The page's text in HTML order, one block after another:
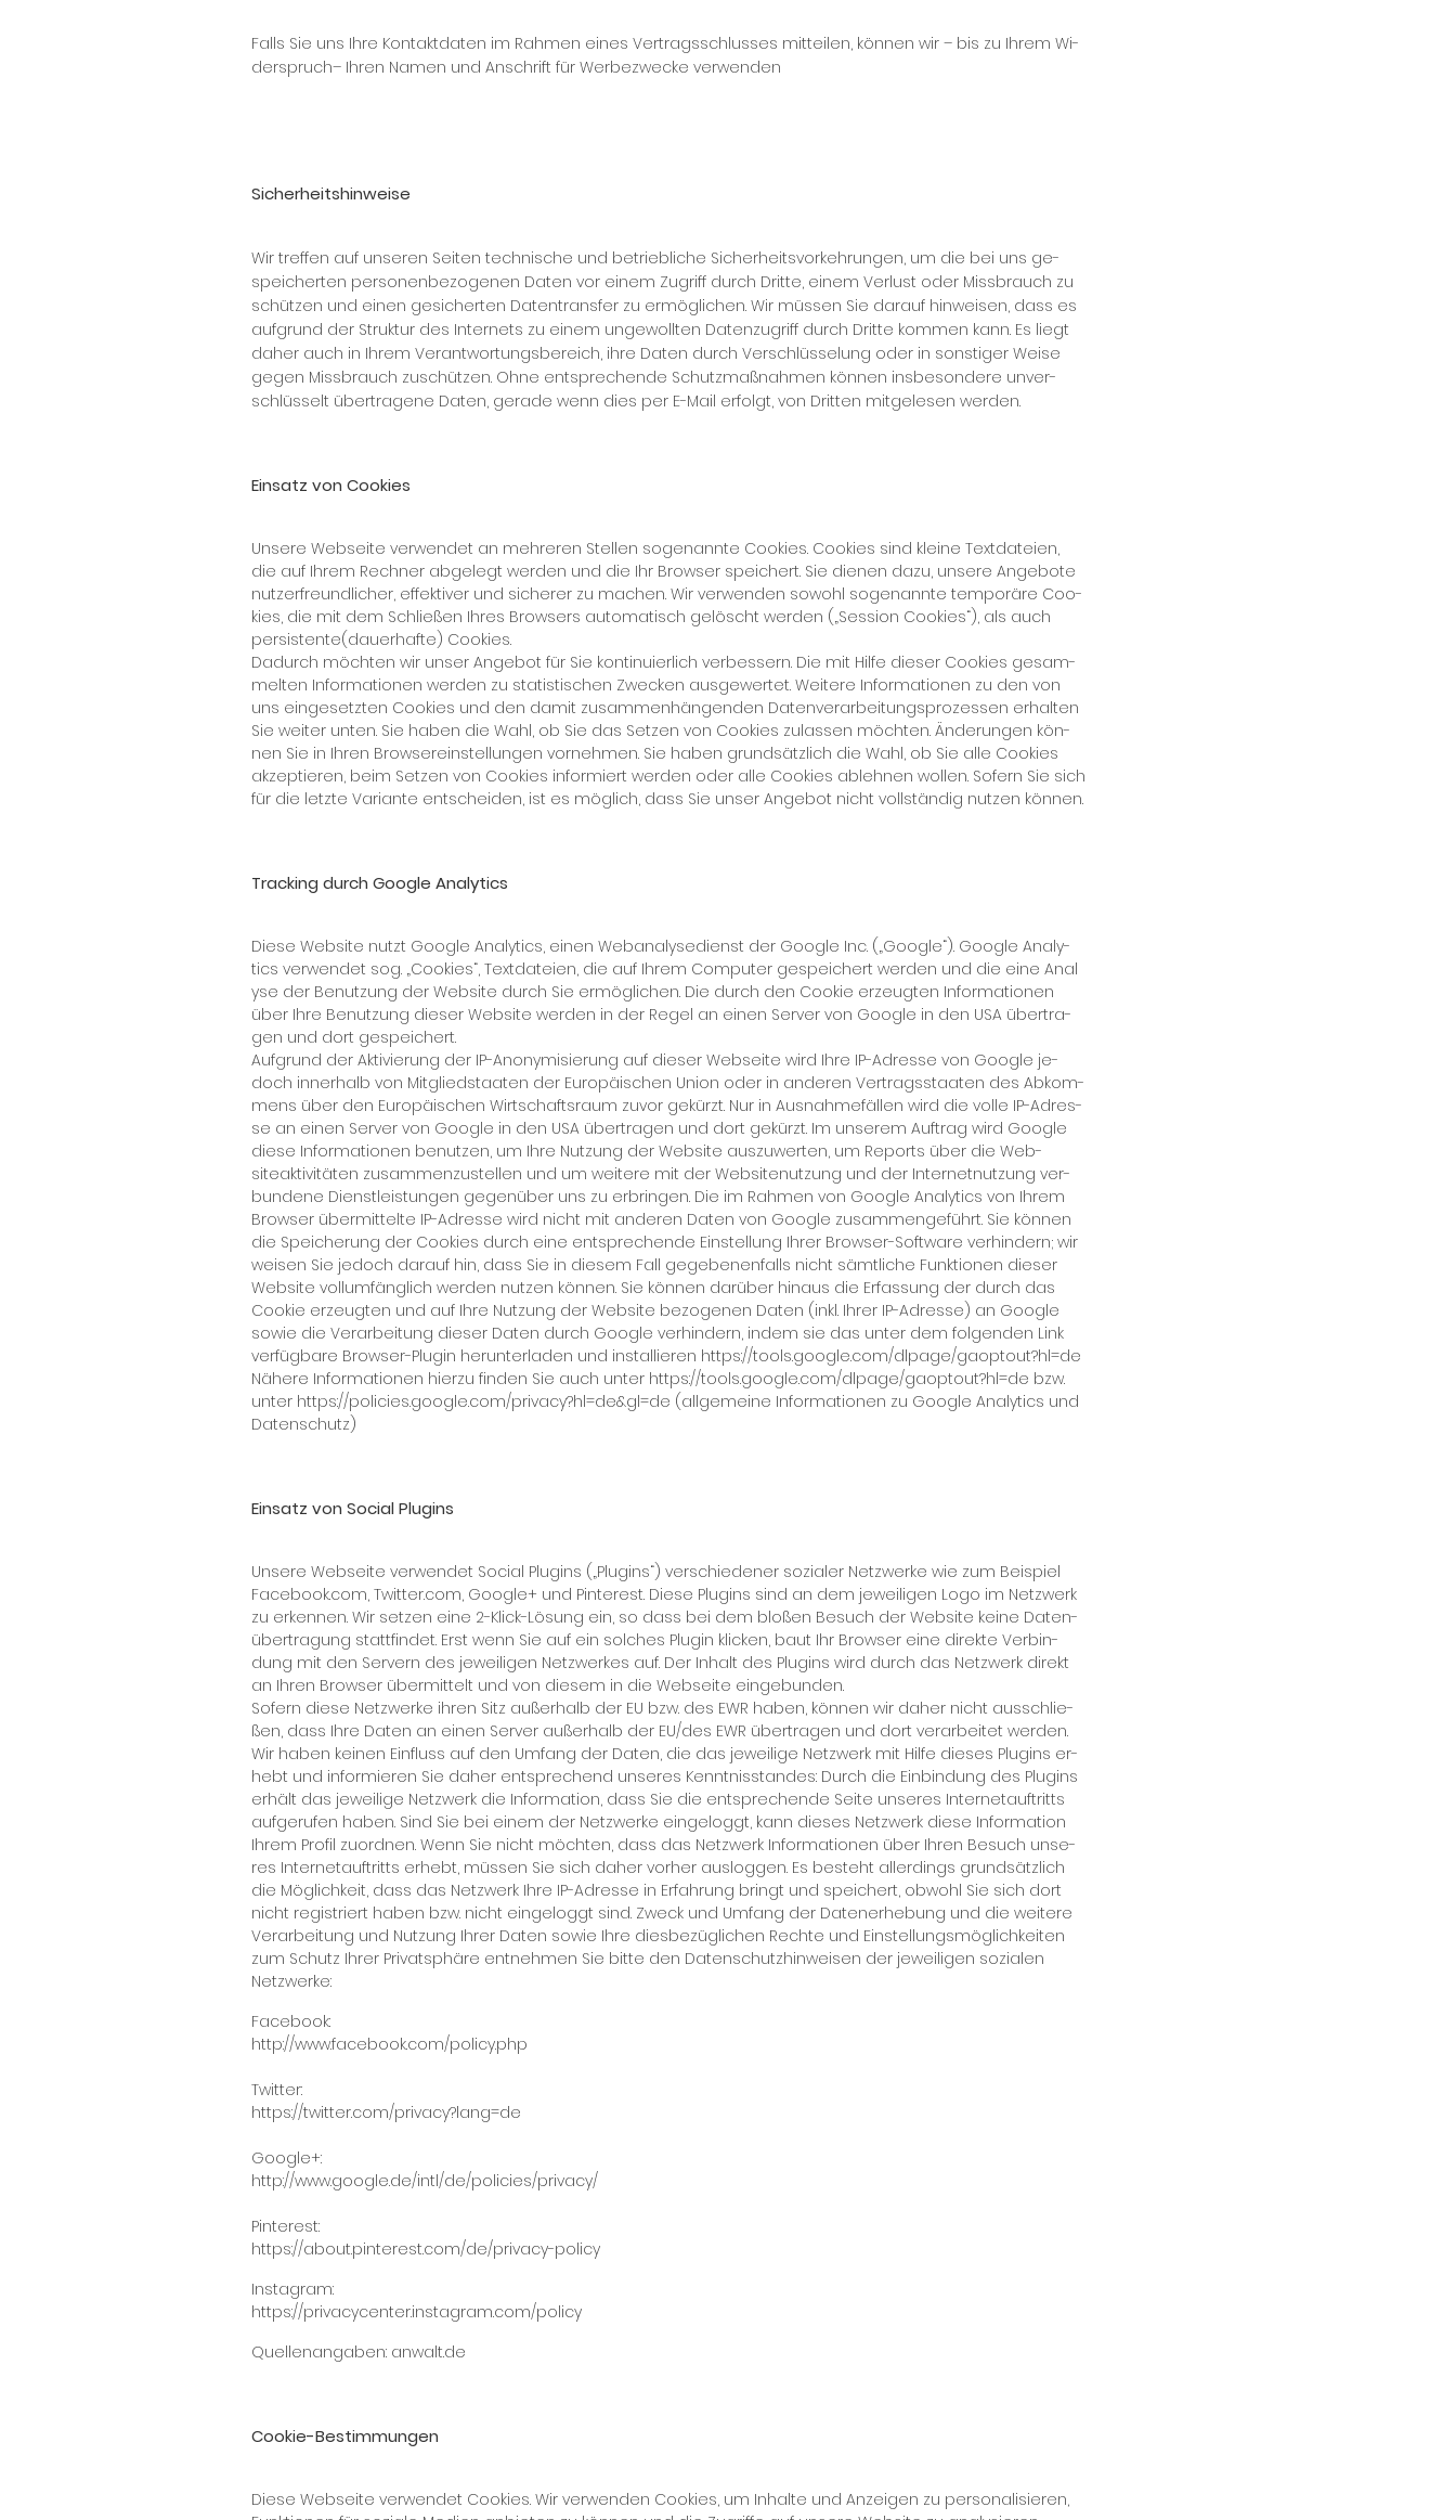
Falls Sie uns Ih­re Kon­takt­da­ten im Rah­men ei­nes Ver­trags­schlus­ses mit­tei­len, kön­nen wir – bis zu Ih­rem Wi­
der­spruch– Ih­ren Na­men und An­schrift für Wer­be­zwe­cke ver­wen­den
Sicherheitshinweise
Wir tref­fen auf un­se­ren Sei­ten tech­ni­sche und be­trieb­li­che Si­cher­heits­vor­keh­run­gen, um die bei uns ge­
spei­cher­ten per­so­nen­be­zo­ge­nen Da­ten vor ei­nem Zu­griff durch Drit­te, ei­nem Ver­lust oder Miss­brauch zu
schüt­zen und ei­nen ge­si­cher­ten Da­ten­trans­fer zu er­mög­li­chen. Wir müs­sen Sie dar­auf hin­wei­sen, dass es
auf­grund der Struk­tur des In­ter­nets zu ei­nem un­ge­woll­ten Da­ten­zu­griff durch Drit­te kom­men kann. Es liegt
da­her auch in Ih­rem Ver­ant­wor­tungs­be­reich, ih­re Da­ten durch Ver­schlüs­se­lung oder in sons­ti­ger Wei­se
ge­gen Miss­brauch zu­schüt­zen. Oh­ne ent­spre­chen­de Schutz­maß­nah­men kön­nen ins­be­son­de­re un­ver­
schlüs­selt über­tra­ge­ne Da­ten, ge­ra­de wenn dies per E-Mail er­folgt, von Drit­ten mit­ge­le­sen wer­den.
Einsatz von Cookies
Un­se­re Web­sei­te ver­wen­det an meh­re­ren Stel­len so­ge­nann­te Coo­kies. Coo­kies sind klei­ne Text­da­tei­en,
die auf Ih­rem Rech­ner ab­ge­legt wer­den und die Ihr Brow­ser spei­chert. Sie die­nen da­zu, un­se­re An­ge­bo­te
nut­zer­freund­li­cher, ef­fek­ti­ver und si­che­rer zu ma­chen. Wir ver­wen­den so­wohl so­ge­nann­te tem­po­rä­re Coo­
kies, die mit dem Schlie­ßen Ih­res Brow­sers au­to­ma­tisch ge­löscht wer­den („Ses­si­on Coo­kies“), als auch
per­sis­ten­te(dau­er­haf­te) Coo­kies.
Da­durch möch­ten wir un­ser An­ge­bot für Sie kon­ti­nu­ier­lich ver­bes­sern. Die mit Hil­fe die­ser Coo­kies ge­sam­
mel­ten In­for­ma­tio­nen wer­den zu sta­tis­ti­schen Zwe­cken aus­ge­wer­tet. Wei­te­re In­for­ma­tio­nen zu den von
uns ein­ge­setz­ten Coo­kies und den da­mit zu­sam­men­hän­gen­den Da­ten­ver­ar­bei­tungs­pro­zes­sen er­hal­ten
Sie wei­ter un­ten. Sie ha­ben die Wahl, ob Sie das Set­zen von Coo­kies zu­las­sen möch­ten. Än­de­run­gen kön­
nen Sie in Ih­ren Brow­ser­ein­stel­lun­gen vor­neh­men. Sie ha­ben grund­sätz­lich die Wahl, ob Sie al­le Coo­kies
ak­zep­tie­ren, beim Set­zen von Coo­kies in­for­miert wer­den oder al­le Coo­kies ab­leh­nen wol­len. So­fern Sie sich
für die letz­te Va­ri­an­te ent­schei­den, ist es mög­lich, dass Sie un­ser An­ge­bot nicht voll­stän­dig nut­zen kön­nen.
Tracking durch Google Analytics
Die­se Web­site nutzt Goog­le Ana­ly­tics, ei­nen Webana­ly­se­dienst der Goog­le Inc. („Goog­le“). Goog­le Ana­ly­
tics ver­wen­det sog. „Coo­kies“, Text­da­tei­en, die auf Ih­rem Com­pu­ter ge­spei­chert wer­den und die ei­ne Ana­l
y­se der Be­nut­zung der Web­site durch Sie er­mög­li­chen. Die durch den Coo­kie er­zeug­ten In­for­ma­tio­nen
über Ih­re Be­nut­zung die­ser Web­site wer­den in der Re­gel an ei­nen Ser­ver von Goog­le in den USA über­tra­
gen und dort ge­spei­chert.
Auf­grund der Ak­ti­vie­rung der IP-An­ony­mi­sie­rung auf die­ser Web­sei­te wird Ih­re IP-Adres­se von Goog­le je­
doch in­ner­halb von Mit­glied­staa­ten der Eu­ro­päi­schen Uni­on oder in an­de­ren Ver­trags­staa­ten des Ab­kom­
mens über den Eu­ro­päi­schen Wirt­schafts­raum zu­vor ge­kürzt. Nur in Aus­nah­me­fäl­len wird die vol­le IP-Adres­
se an ei­nen Ser­ver von Goog­le in den USA über­tra­gen und dort ge­kürzt. Im un­se­rem Auf­trag wird Goog­le
die­se In­for­ma­tio­nen be­nut­zen, um Ih­re Nut­zung der Web­site aus­zu­wer­ten, um Re­ports über die Web­
siteak­ti­vi­tä­ten zu­sam­men­zu­stel­len und um wei­te­re mit der Web­sitenut­zung und der In­ter­net­nut­zung ver­
bun­de­ne Dienst­leis­tun­gen ge­gen­über uns zu er­brin­gen. Die im Rah­men von Goog­le Ana­ly­tics von Ih­rem
Brow­ser über­mit­tel­te IP-Adres­se wird nicht mit an­de­ren Da­ten von Goog­le zu­sam­men­ge­führt. Sie kön­nen
die Spei­che­rung der Coo­kies durch ei­ne ent­spre­chen­de Ein­stel­lung Ih­rer Brow­ser-Soft­ware ver­hin­dern; wir
wei­sen Sie je­doch dar­auf hin, dass Sie in die­sem Fall ge­ge­be­nen­falls nicht sämt­li­che Funk­tio­nen die­ser
Web­site voll­um­fäng­lich wer­den nut­zen kön­nen. Sie kön­nen dar­über hin­aus die Er­fas­sung der durch das
Coo­kie er­zeug­ten und auf Ih­re Nut­zung der Web­site be­zo­ge­nen Da­ten (inkl. Ih­rer IP-Adres­se) an Goog­le
so­wie die Ver­ar­bei­tung die­ser Da­ten durch Goog­le ver­hin­dern, in­dem sie das un­ter dem fol­gen­den Link
ver­füg­ba­re Brow­ser-Plu­gin her­un­ter­la­den und in­stal­lie­ren https://tools.google.com/dlpage/gaoptout?hl=de
Nä­he­re In­for­ma­tio­nen hier­zu fin­den Sie auch un­ter https://tools.google.com/dlpage/gaoptout?hl=de bzw.
un­ter https://policies.google.com/privacy?hl=de&gl=de (all­ge­mei­ne In­for­ma­tio­nen zu Goog­le Ana­ly­tics und
Da­ten­schutz)
Einsatz von Social Plugins
Un­se­re Web­sei­te ver­wen­det So­ci­al Plug­ins („Plug­ins“) ver­schie­de­ner so­zia­ler Netz­wer­ke wie zum Bei­spiel
Face­book.com, Twit­ter.com, Goog­le+ und Pin­te­rest. Die­se Plug­ins sind an dem je­wei­li­gen Lo­go im Netz­werk
zu er­ken­nen. Wir set­zen ei­ne 2-Klick-Lö­sung ein, so dass bei dem blo­ßen Be­such der Web­site kei­ne Da­ten­
über­tra­gung statt­fin­det. Erst wenn Sie auf ein sol­ches Plu­gin kli­cken, baut Ihr Brow­ser ei­ne di­rek­te Ver­bin­
dung mit den Ser­vern des je­wei­li­gen Netz­wer­kes auf. Der In­halt des Plug­ins wird durch das Netz­werk di­rekt
an Ih­ren Brow­ser über­mit­telt und von die­sem in die Web­sei­te ein­ge­bun­den.
So­fern die­se Netz­wer­ke ih­ren Sitz au­ßer­halb der EU bzw. des EWR ha­ben, kön­nen wir da­her nicht aus­schlie­
ßen, dass Ih­re Da­ten an ei­nen Ser­ver au­ßer­halb der EU/des EWR über­tra­gen und dort ver­ar­bei­tet wer­den.
Wir ha­ben kei­nen Ein­fluss auf den Um­fang der Da­ten, die das je­wei­li­ge Netz­werk mit Hil­fe die­ses Plug­ins er­
hebt und in­for­mie­ren Sie da­her ent­spre­chend un­se­res Kennt­nis­stan­des: Durch die Ein­bin­dung des Plug­ins
er­hält das je­wei­li­ge Netz­werk die In­for­ma­ti­on, dass Sie die ent­spre­chen­de Sei­te un­se­res In­ter­net­auf­tritts
auf­ge­ru­fen ha­ben. Sind Sie bei ei­nem der Netz­wer­ke ein­ge­loggt, kann die­ses Netz­werk die­se In­for­ma­ti­on
Ih­rem Pro­fil zu­ord­nen. Wenn Sie nicht möch­ten, dass das Netz­werk In­for­ma­tio­nen über Ih­ren Be­such un­se­
res In­ter­net­auf­tritts er­hebt, müs­sen Sie sich da­her vor­her aus­log­gen. Es be­steht al­ler­dings grund­sätz­lich
die Mög­lich­keit, dass das Netz­werk Ih­re IP-Adres­se in Er­fah­rung bringt und spei­chert, ob­wohl Sie sich dort
nicht re­gis­triert ha­ben bzw. nicht ein­ge­loggt sind. Zweck und Um­fang der Da­ten­er­he­bung und die wei­te­re
Ver­ar­bei­tung und Nut­zung Ih­rer Da­ten so­wie Ih­re dies­be­züg­li­chen Rech­te und Ein­stel­lungs­mög­lich­kei­ten
zum Schutz Ih­rer Pri­vat­sphä­re ent­neh­men Sie bit­te den Da­ten­schutz­hin­wei­sen der je­wei­li­gen so­zia­len
Netz­wer­ke:
Facebook:
http://www.facebook.com/policy.php
Twitter:
https://twitter.com/privacy?lang=de
Google+:
http://www.google.de/intl/de/policies/privacy/
Pinterest:
https://about.pinterest.com/de/privacy-policy
Instagram:
https://privacycenter.instagram.com/policy
Quellenangaben: anwalt.de
Cookie-Bestimmungen
Diese Webseite verwendet Cookies. Wir verwenden Cookies, um Inhalte und Anzeigen zu personalisieren,